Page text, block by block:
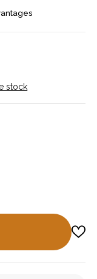
stock